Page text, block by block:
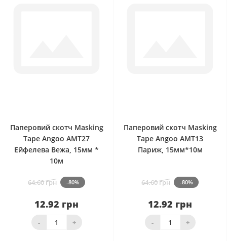
Паперовий скотч Masking
Tape Angoo AMT27
Ейфелева Вежа, 15мм *
10м
64.60 грн -80%
12.92 грн
- +
Паперовий скотч Masking
Tape Angoo AMT13
Париж, 15мм*10м
64.60 грн -80%
12.92 грн
- +